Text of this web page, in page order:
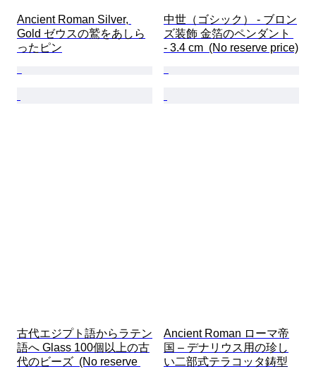
Ancient Roman Silver,
Gold ゼウスの鷲をあしら
ったピン
中世（ゴシック） - ブロン
ズ装飾 金箔のペンダント
- 3.4 cm  (No reserve price)
古代エジプト語からラテン
語へ Glass 100個以上の古
代のビーズ  (No reserve
Ancient Roman ローマ帝
国 – デナリウス用の珍し
い二部式テラコッタ鋳型